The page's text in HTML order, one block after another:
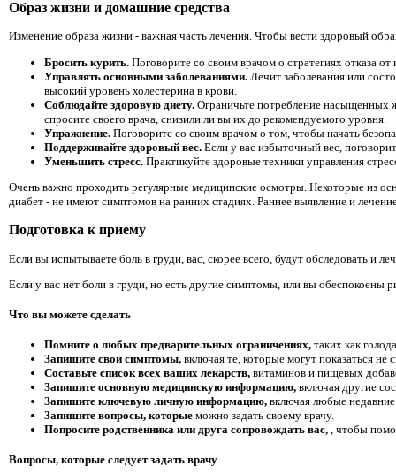
Образ жизни и домашние средства
Изменение образа жизни - важная часть лечения. Чтобы вести здоровый
Бросить курить. Поговорите со своим врачом о стратегиях отказа
Управлять основными заболеваниями. Лечит заболевания или
высокий уровень холестерина в крови.
Соблюдайте здоровую диету. Ограничьте потребление насыщенных
спросите своего врача, снизили ли вы их до рекомендуемого уровня.
Упражнение. Поговорите со своим врачом о том, чтобы начать
Поддерживайте здоровый вес. Если у вас избыточный вес,
Уменьшить стресс. Практикуйте здоровые техники управления
Очень важно проходить регулярные медицинские осмотры. Некоторые из
диабет - не имеют симптомов на ранних стадиях. Раннее выявление и
Подготовка к приему
Если вы испытываете боль в груди, вас, скорее всего, будут обследовать и
Если у вас нет боли в груди, но есть другие симптомы, или вы обеспокоены
Что вы можете сделать
Помните о любых предварительных ограничениях, таких как
Запишите свои симптомы, включая те, которые могут показаться
Составьте список всех ваших лекарств, витаминов и пищевых
Запишите основную медицинскую информацию, включая другие
Запишите ключевую личную информацию, включая любые
Запишите вопросы, которые можно задать своему врачу.
Попросите родственника или друга сопровождать вас, , чтобы
Вопросы, которые следует задать врачу